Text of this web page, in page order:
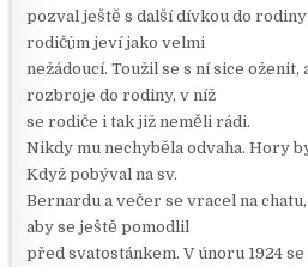
pozval ještě s další dívkou do
rodičům jeví jako velmi
nežádoucí. Toužil se s ní sice
rozbroje do rodiny, v níž
se rodiče i tak již neměli rádi.
Nikdy mu nechyběla odvaha. Hory
Když pobýval na sv.
Bernardu a večer se vracel na
aby se ještě pomodlil
před svatostánkem. V únoru 1924